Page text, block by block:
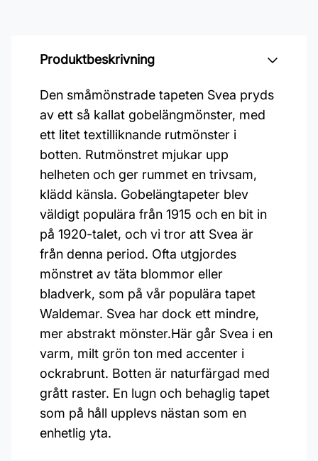
Produktbeskrivning
Den småmönstrade tapeten Svea pryds
av ett så kallat gobelängmönster, med
ett litet textilliknande rutmönster i
botten. Rutmönstret mjukar upp
helheten och ger rummet en trivsam,
klädd känsla. Gobelängtapeter blev
väldigt populära från 1915 och en bit in
på 1920-talet, och vi tror att Svea är
från denna period. Ofta utgjordes
mönstret av täta blommor eller
bladverk, som på vår populära tapet
Waldemar. Svea har dock ett mindre,
mer abstrakt mönster.Här går Svea i en
varm, milt grön ton med accenter i
ockrabrunt. Botten är naturfärgad med
grått raster. En lugn och behaglig tapet
som på håll upplevs nästan som en
enhetlig yta.